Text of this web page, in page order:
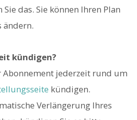
das. Sie können Ihren Plan
ändern.
kündigen?
Abonnement jederzeit rund um
kündigen.
Verlängerung Ihres